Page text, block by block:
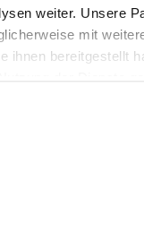
weiter. Unsere
mit
ihnen bereitgestellt
im Kreis
sowie am 02.